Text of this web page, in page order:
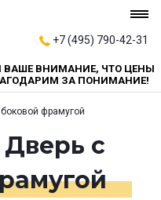
+7 (495) 790-42-31
ВНИМАНИЕ, ЧТО ЦЕНЫ
ЗА ПОНИМАНИЕ!
фрамугой
Дверь с